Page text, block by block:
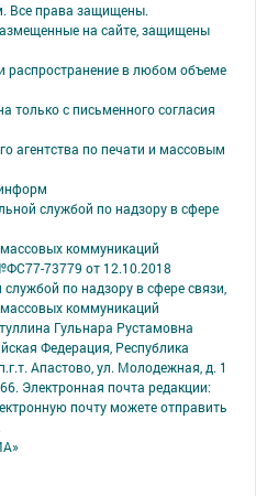
Все права защищены.
на сайте, защищены
распространение в любом объеме
только с письменного согласия
агентства по печати и массовым
службой по надзору в сфере
коммуникаций
73779 от 12.10.2018
по надзору в сфере связи,
коммуникаций
Гульнара Рустамовна
Федерация, Республика
Апастово, ул. Молодежная, д. 1
Электронная почта редакции:
почту можете отправить